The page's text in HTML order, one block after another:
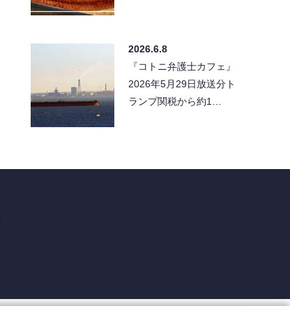
2026.6.8
『コトニ弁護士カフェ』
2026年5月29日放送分ト
ランプ関税から約1…